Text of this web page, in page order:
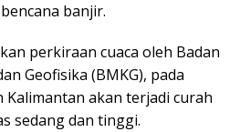
banjir.
perkiraan cuaca oleh Badan
Geofisika (BMKG), pada
akan terjadi curah
sedang dan tinggi.